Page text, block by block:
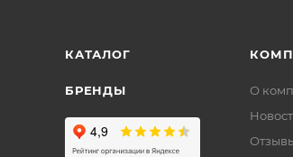
КАТАЛОГ
БРЕНДЫ
О